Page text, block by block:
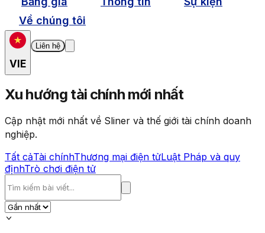
Về chúng tôi
VIE
Liên hệ
Xu hướng tài chính mới nhất
Cập nhật mới nhất về Sliner và thế giới tài chính doanh
nghiệp.
Tất cảTài chínhThương mại điện tửLuật Pháp và quy
địnhTrò chơi điện tử